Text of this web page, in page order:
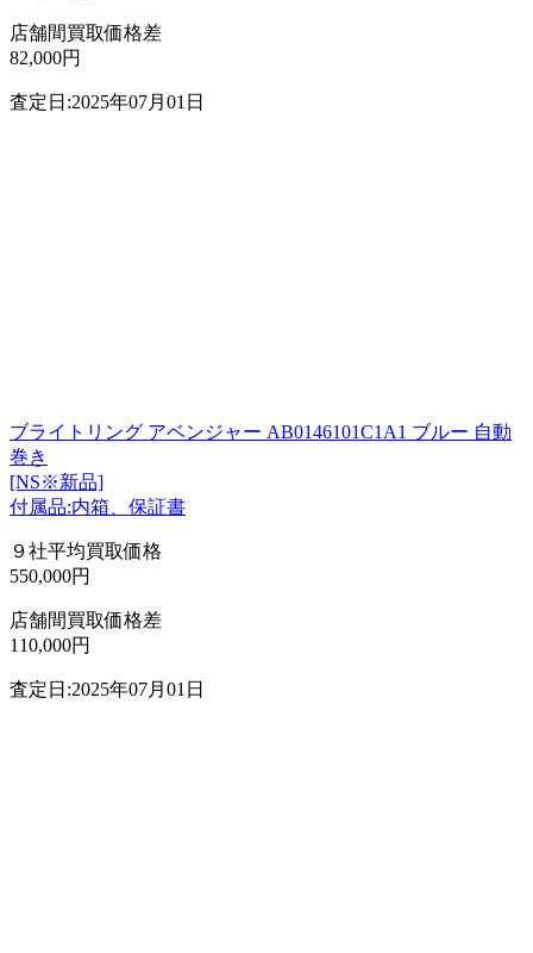
店舗間買取価格差
82,000円
査定日:2025年07月01日
ブライトリング アベンジャー AB0146101C1A1 ブルー 自動
巻き
[NS※新品]
付属品:内箱、保証書
９社平均買取価格
550,000円
店舗間買取価格差
110,000円
査定日:2025年07月01日